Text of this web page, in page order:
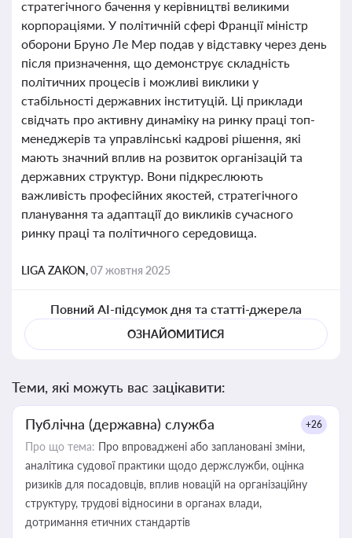
стратегічного бачення у керівництві великими
корпораціями. У політичній сфері Франції міністр
оборони Бруно Ле Мер подав у відставку через день
після призначення, що демонструє складність
політичних процесів і можливі виклики у
стабільності державних інституцій. Ці приклади
свідчать про активну динаміку на ринку праці топ-
менеджерів та управлінські кадрові рішення, які
мають значний вплив на розвиток організацій та
державних структур. Вони підкреслюють
важливість професійних якостей, стратегічного
планування та адаптації до викликів сучасного
ринку праці та політичного середовища.
LIGA ZAKON,07 жовтня 2025
Повний AI-підсумок дня та статті-джерела
ОЗНАЙОМИТИСЯ
Теми, які можуть вас зацікавити:
Публічна (державна) служба +26
Про що тема: Про впроваджені або заплановані зміни,
аналітика судової практики щодо держслужби, оцінка
ризиків для посадовців, вплив новацій на організаційну
структуру, трудові відносини в органах влади,
дотримання етичних стандартів